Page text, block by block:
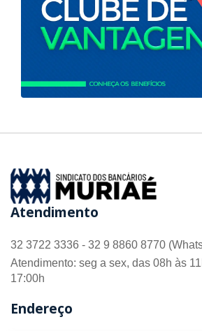
Atendimento
32 3722 3336 - 32 9 8860 8770
Atendimento: seg a sex, das 08h às
17:00h
Endereço